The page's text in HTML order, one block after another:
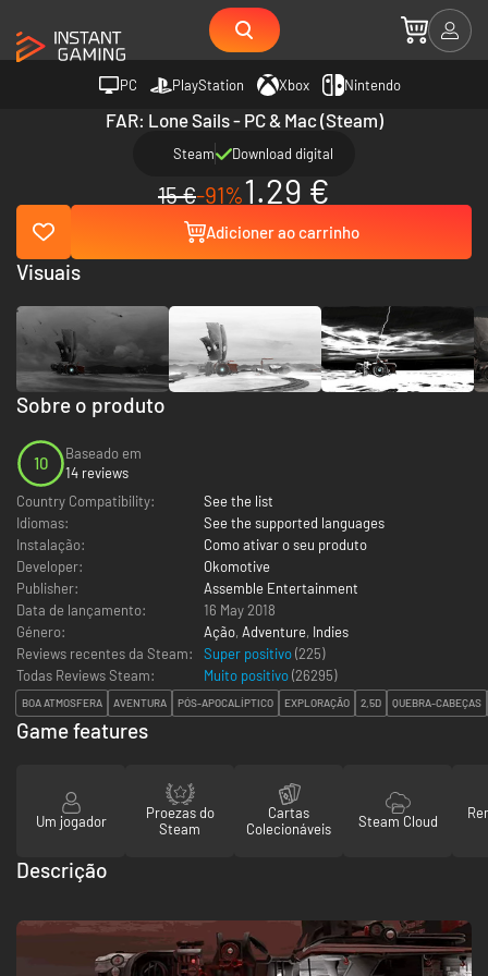
PC PlayStation Xbox Nintendo
FAR: Lone Sails - PC & Mac (Steam)
Steam Download digital
15 €-91%1.29 €
Adicioner ao carrinho
Sobre o produto
10
Baseado em
14 reviews
Country Compatibility:
See the list
Idiomas:
See the supported languages
Instalação:
Como ativar o seu produto
Developer:
Okomotive
Publisher:
Assemble Entertainment
Data de lançamento:
16 May 2018
Género:
Ação, Adventure, Indies
Reviews recentes da Steam:
Super positivo(225)
Todas Reviews Steam:
Muito positivo(26295)
BOA ATMOSFERA AVENTURA PÓS-APOCALÍPTICO EXPLORAÇÃO 2,5D QUEBRA-CABEÇAS
Visuais
Game features
Um jogador
Proezas do
Steam
Cartas
Colecionáveis
Steam Cloud
Descrição